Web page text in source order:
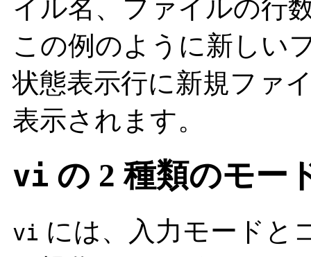
イル名、ファイルの行
この例のように新しい
状態表示行に新規ファ
表示されます。
vi の 2 種類のモー
vi には、入力モードと